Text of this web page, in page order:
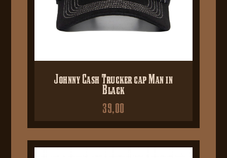
Johnny Cash Trucker cap Man in
Black
39,00